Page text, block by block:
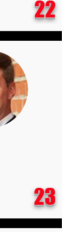
22
23